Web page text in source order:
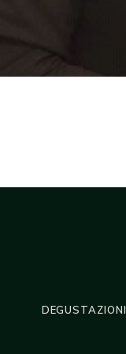
DEGUSTAZIONI